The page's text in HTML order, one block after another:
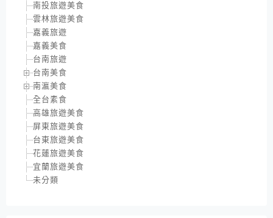
南投旅遊美食
雲林旅遊美食
嘉義旅遊
嘉義美食
台南旅遊
台南美食
南瀛美食
全台素食
高雄旅遊美食
屏東旅遊美食
台東旅遊美食
花蓮旅遊美食
宜蘭旅遊美食
未分類